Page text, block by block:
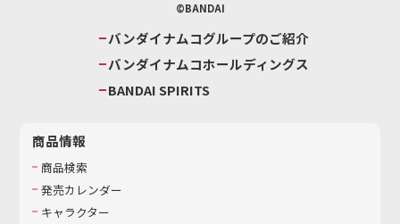
©BANDAI
バンダイナムコグループのご紹介
バンダイナムコホールディングス
BANDAI SPIRITS
商品情報
商品検索
発売カレンダー
キャラクター